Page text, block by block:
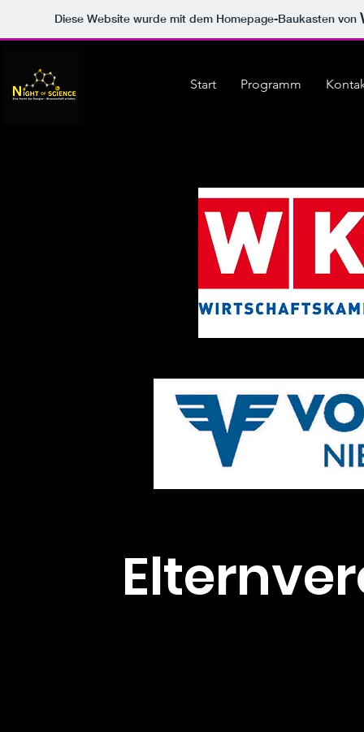
Diese Website wurde mit dem Homepage-Baukasten von
Start Programm